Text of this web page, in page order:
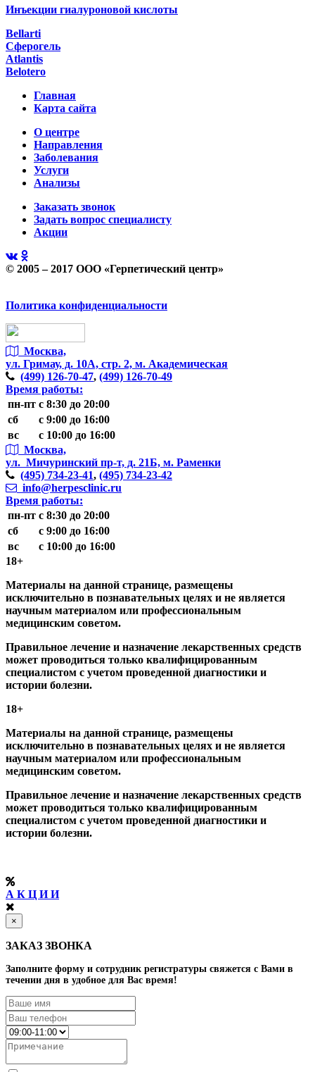
Инъекции гиалуроновой кислоты
Bellarti
Сферогель
Atlantis
Belotero
Главная
Карта сайта
О центре
Направления
Заболевания
Услуги
Анализы
Заказать звонок
Задать вопрос специалисту
Акции
© 2005 – 2017 ООО «Герпетический центр»
Политика конфиденциальности
Москва,
ул. Гримау, д. 10А, стр. 2, м. Академическая
(499) 126-70-47, (499) 126-70-49
Время работы:
пн-пт с 8:30 до 20:00
сб
с 9:00 до 16:00
вс
с 10:00 до 16:00
Москва,
ул. Мичуринский пр-т, д. 21Б, м. Раменки
(495) 734-23-41, (495) 734-23-42
info@herpesclinic.ru
Время работы:
пн-пт с 8:30 до 20:00
сб
с 9:00 до 16:00
вс
с 10:00 до 16:00
18+
Материалы на данной странице, размещены
исключительно в познавательных целях и не является
научным материалом или профессиональным
медицинским советом.
Правильное лечение и назначение лекарственных средств
может проводиться только квалифицированным
специалистом с учетом проведенной диагностики и
истории болезни.
18+
Материалы на данной странице, размещены
исключительно в познавательных целях и не является
научным материалом или профессиональным
медицинским советом.
Правильное лечение и назначение лекарственных средств
может проводиться только квалифицированным
специалистом с учетом проведенной диагностики и
истории болезни.
А К Ц И И
×
ЗАКАЗ ЗВОНКА
Заполните форму и сотрудник регистратуры свяжется с Вами в
течении дня в удобное для Вас время!